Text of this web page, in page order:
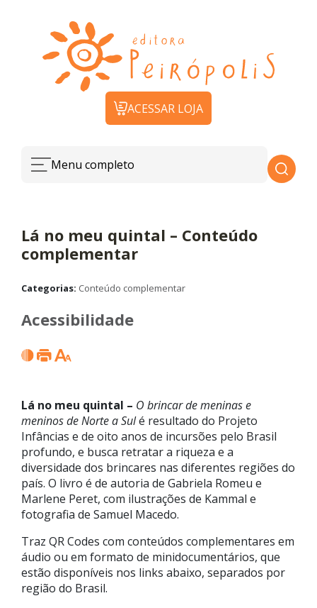
ACESSAR LOJA
Menu completo
Lá no meu quintal – Conteúdo
complementar
Categorias: Conteúdo complementar
Acessibilidade
Lá no meu quintal – O brincar de meninas e
meninos de Norte a Sulé resultado do Projeto
Infâncias e de oito anos de incursões pelo Brasil
profundo, e busca retratar a riqueza e a
diversidade dos brincares nas diferentes regiões do
país. O livro é de autoria de Gabriela Romeu e
Marlene Peret, com ilustrações de Kammal e
fotografia de Samuel Macedo.
Traz QR Codes com conteúdos complementares em
áudio ou em formato de minidocumentários, que
estão disponíveis nos links abaixo, separados por
região do Brasil.